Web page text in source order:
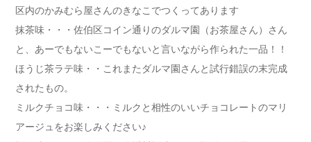
区内のかみむら屋さんのきなこでつくってあります
抹茶味・・・佐伯区コイン通りのダルマ園（お茶屋さん）さん
と、あーでもないこーでもないと言いながら作られた一品！！
ほうじ茶ラテ味・・これまたダルマ園さんと試行錯誤の末完成
されたもの。
ミルクチョコ味・・・ミルクと相性のいいチョコレートのマリ
アージュをお楽しみください♪